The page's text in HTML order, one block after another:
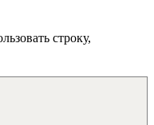
строку,